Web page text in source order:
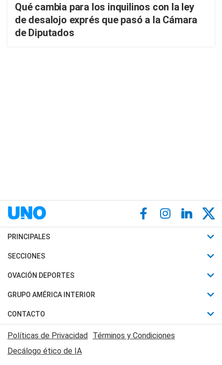
Qué cambia para los inquilinos con la ley
de desalojo exprés que pasó a la Cámara
de Diputados
PRINCIPALES
Últimas Noticias
Política
Judiciales
Economia
SECCIONES
Horóscopo
Motores
Trucos caseros
Series y Películas
Edictos y Solicitadas
OVACIÓN DEPORTES
Fútbol
Mundial
Automovilismo
Rugby
GRUPO AMÉRICA INTERIOR
Canal 7 en Vivo
CONTACTO
Acerca de Nosotros
Contactanos
Políticas de Privacidad Términos y Condiciones
Decálogo ético de IA